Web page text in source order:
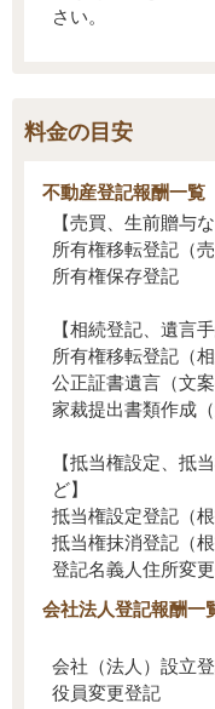
さい。
料金の目安
不動産登記報酬一覧
【売買、生前贈与な
所有権移転登記（
所有権保
【相続登記、遺言
所有権移転登記
公正証書遺言
家裁提出書類作成
【抵当権設定、抵
ど】
抵当権設定登記
抵当権抹消登記
登記名義人
会社法人登記報酬一
会社（法人）設立
役員変更登記